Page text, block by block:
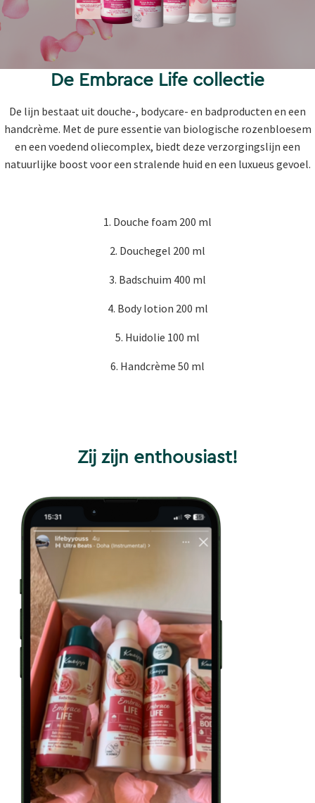
De Embrace Life collectie
De lijn bestaat uit douche-, bodycare- en badproducten en een
handcrème. Met de pure essentie van biologische rozenbloesem
en een voedend oliecomplex, biedt deze verzorgingslijn een
natuurlijke boost voor een stralende huid en een luxueus gevoel.
1. Douche foam 200 ml
2. Douchegel 200 ml
3. Badschuim 400 ml
4. Body lotion 200 ml
5. Huidolie 100 ml
6. Handcrème 50 ml
Zij zijn enthousiast!